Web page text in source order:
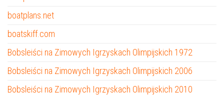
boatplans.net
boatskiff.com
Bobsleiści na Zimowych Igrzyskach Olimpijskich 1972
Bobsleiści na Zimowych Igrzyskach Olimpijskich 2006
Bobsleiści na Zimowych Igrzyskach Olimpijskich 2010